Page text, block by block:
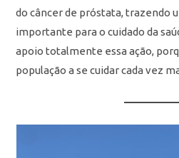
do câncer de próstata, trazendo
importante para o cuidado da
apoio totalmente essa ação,
população a se cuidar cada vez